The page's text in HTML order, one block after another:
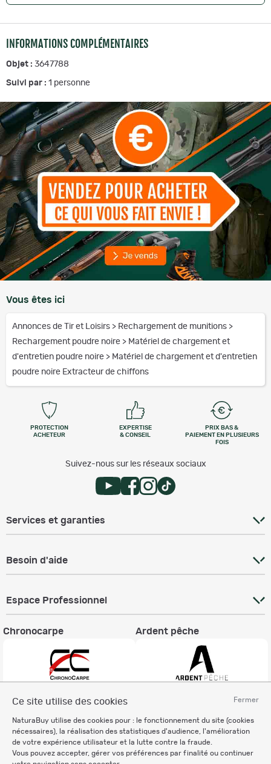
Fermer
Ce site utilise des cookies
NaturaBuy utilise des cookies pour : le fonctionnement du site (cookies
nécessaires), la réalisation des statistiques d'audience, l'amélioration
de votre expérience utilisateur et la lutte contre la fraude.
Vous pouvez accepter, gérer vos préférences par finalité ou continuer
INFORMATIONS COMPLÉMENTAIRES
Objet : 3647788
Suivi par : 1 personne
Vous êtes ici
Annonces de Tir et Loisirs > Rechargement de munitions >
Rechargement poudre noire > Matériel de chargement et
d'entretien poudre noire > Matériel de chargement et d'entretien
poudre noire Extracteur de chiffons
PROTECTION
ACHETEUR
EXPERTISE
& CONSEIL
PRIX BAS &
PAIEMENT EN PLUSIEURS
FOIS
Suivez-nous sur les réseaux sociaux
Services et garanties
Besoin d'aide
Espace Professionnel
Chronocarpe Ardent pêche
Charte éthique
Mentions légales
Règlement & Conditions d'utilisation